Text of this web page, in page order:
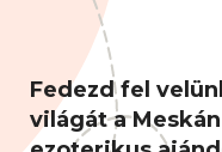
Fedezd fel
világát a